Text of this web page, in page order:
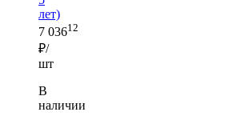
лет)
7 03612
₽/
шт
В
наличии